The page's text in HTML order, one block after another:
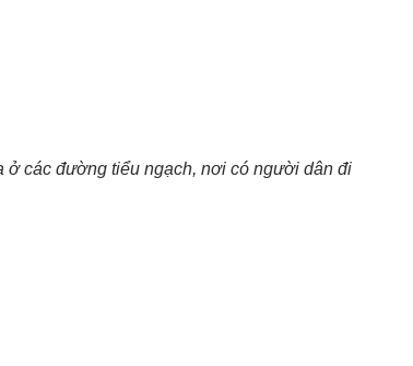
ở các đường tiểu ngạch, nơi có người dân đi